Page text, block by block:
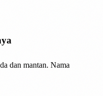
dan mantan. Nama